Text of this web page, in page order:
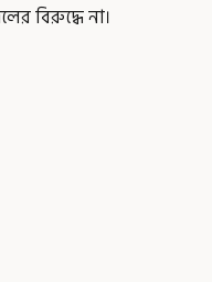
বিরুদ্ধে না।